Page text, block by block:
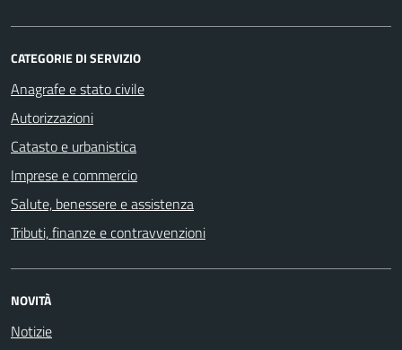
CATEGORIE DI SERVIZIO
Anagrafe e stato civile
Autorizzazioni
Catasto e urbanistica
Imprese e commercio
Salute, benessere e assistenza
Tributi, finanze e contravvenzioni
NOVITÀ
Notizie